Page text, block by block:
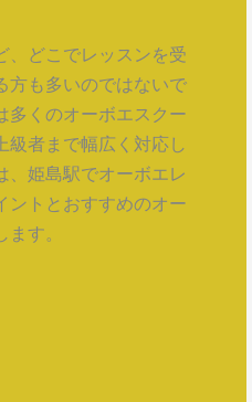
、どこでレッスンを受
方も多いのではないで
多くのオーボエスクー
級者まで幅広く対応し
、姫島駅でオーボエレ
ントとおすすめのオー
す。